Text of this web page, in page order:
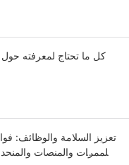
كل ما تحتاج لمعرفته حول
تعزيز السلامة والوظائف:
للممرات والمنصات